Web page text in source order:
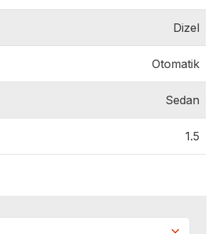
Dizel
Otomatik
Sedan
1.5